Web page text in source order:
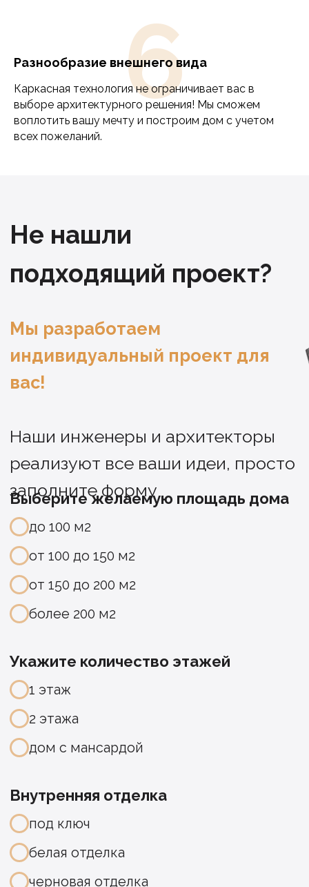
Разнообразие внешнего вида
Каркасная технология не ограничивает вас в
выборе архитектурного решения! Мы сможем
воплотить вашу мечту и построим дом с учетом
всех пожеланий.
6
Как вам удобно получить проект?
WhatsApp
Telegram
Нажимая на кнопку, вы даете согласие